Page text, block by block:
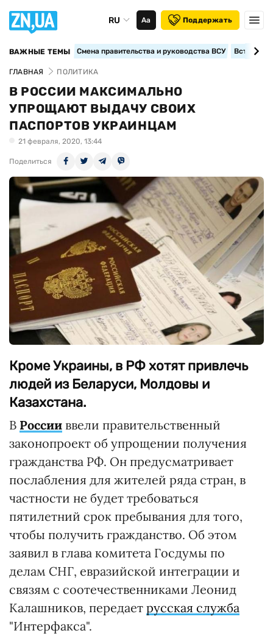
RU Аа Поддержать
ВАЖНЫЕ ТЕМЫ Смена правительства и руководства ВСУ
ГЛАВНАЯ ПОЛИТИКА
В РОССИИ МАКСИМАЛЬНО
УПРОЩАЮТ ВЫДАЧУ СВОИХ
ПАСПОРТОВ УКРАИНЦАМ
21 февраля, 2020, 13:44
Поделиться
Кроме Украины, в РФ хотят привлечь
людей из Беларуси, Молдовы и
Казахстана.
В России ввели правительственный
законопроект об упрощении получения
гражданства РФ. Он предусматривает
послабления для жителей ряда стран, в
частности не будет требоваться
пятилетний срок пребывания для того,
чтобы получить гражданство. Об этом
заявил в глава комитета Госдумы по
делам СНГ, евразийской интеграции и
связям с соотечественниками Леонид
Калашников, передает русская служба
"Интерфакса".